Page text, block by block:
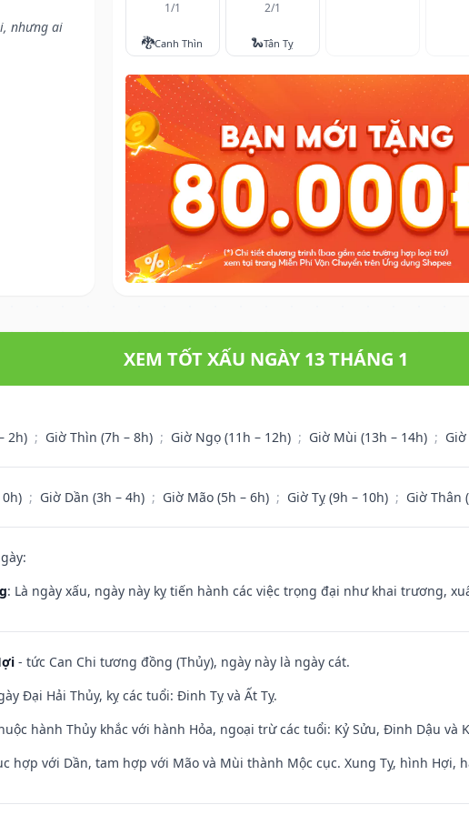
nhưng ai
1/1
🐉Canh Thìn
2/1
🐍Tân Tỵ
XEM TỐT XẤU NGÀY 13 THÁNG 1
2h) ; Giờ Thìn (7h – 8h) ; Giờ Ngọ (11h – 12h) ; Giờ Mùi (13h – 14h) ;
0h) ; Giờ Dần (3h – 4h) ; Giờ Mão (5h – 6h) ; Giờ Tỵ (9h – 10h) ; Giờ Thân
: Là ngày xấu, ngày này kỵ tiến hành các việc trọng đại như khai trương,
- tức Can Chi tương đồng (Thủy), ngày này là ngày cát.
Đại Hải Thủy, kỵ các tuổi: Đinh Tỵ và Ất Tỵ.
hành Thủy khắc với hành Hỏa, ngoại trừ các tuổi: Kỷ Sửu, Đinh Dậu và
hợp với Dần, tam hợp với Mão và Mùi thành Mộc cục. Xung Tỵ, hình Hợi,